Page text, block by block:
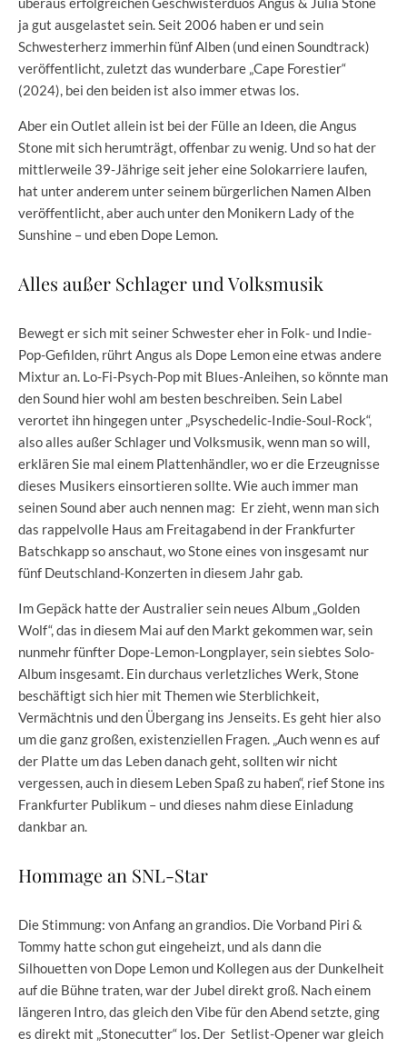
ja gut ausgelastet sein. Seit 2006 haben er und sein
Schwesterherz immerhin fünf Alben (und einen Soundtrack)
veröffentlicht, zuletzt das wunderbare „Cape Forestier“
(2024), bei den beiden ist also immer etwas los.
Aber ein Outlet allein ist bei der Fülle an Ideen, die Angus
Stone mit sich herumträgt, offenbar zu wenig. Und so hat der
mittlerweile 39-Jährige seit jeher eine Solokarriere laufen,
hat unter anderem unter seinem bürgerlichen Namen Alben
veröffentlicht, aber auch unter den Monikern Lady of the
Sunshine – und eben Dope Lemon.
Alles außer Schlager und Volksmusik
Bewegt er sich mit seiner Schwester eher in Folk- und Indie-
Pop-Gefilden, rührt Angus als Dope Lemon eine etwas andere
Mixtur an. Lo-Fi-Psych-Pop mit Blues-Anleihen, so könnte man
den Sound hier wohl am besten beschreiben. Sein Label
verortet ihn hingegen unter „Psyschedelic-Indie-Soul-Rock“,
also alles außer Schlager und Volksmusik, wenn man so will,
erklären Sie mal einem Plattenhändler, wo er die Erzeugnisse
dieses Musikers einsortieren sollte. Wie auch immer man
seinen Sound aber auch nennen mag: Er zieht, wenn man sich
das rappelvolle Haus am Freitagabend in der Frankfurter
Batschkapp so anschaut, wo Stone eines von insgesamt nur
fünf Deutschland-Konzerten in diesem Jahr gab.
Im Gepäck hatte der Australier sein neues Album „Golden
Wolf“, das in diesem Mai auf den Markt gekommen war, sein
nunmehr fünfter Dope-Lemon-Longplayer, sein siebtes Solo-
Album insgesamt. Ein durchaus verletzliches Werk, Stone
beschäftigt sich hier mit Themen wie Sterblichkeit,
Vermächtnis und den Übergang ins Jenseits. Es geht hier also
um die ganz großen, existenziellen Fragen. „Auch wenn es auf
der Platte um das Leben danach geht, sollten wir nicht
vergessen, auch in diesem Leben Spaß zu haben“, rief Stone ins
Frankfurter Publikum – und dieses nahm diese Einladung
dankbar an.
Hommage an SNL-Star
Die Stimmung: von Anfang an grandios. Die Vorband Piri &
Tommy hatte schon gut eingeheizt, und als dann die
Silhouetten von Dope Lemon und Kollegen aus der Dunkelheit
auf die Bühne traten, war der Jubel direkt groß. Nach einem
längeren Intro, das gleich den Vibe für den Abend setzte, ging
es direkt mit „Stonecutter“ los. Der Setlist-Opener war gleich